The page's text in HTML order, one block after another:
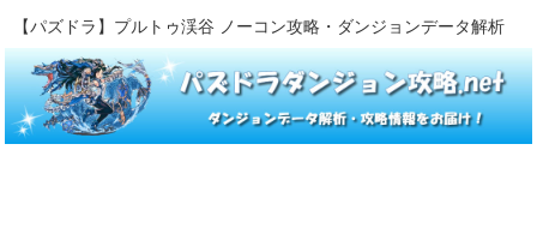
【パズドラ】プルトゥ渓谷 ノーコン攻略・ダンジョンデータ解析